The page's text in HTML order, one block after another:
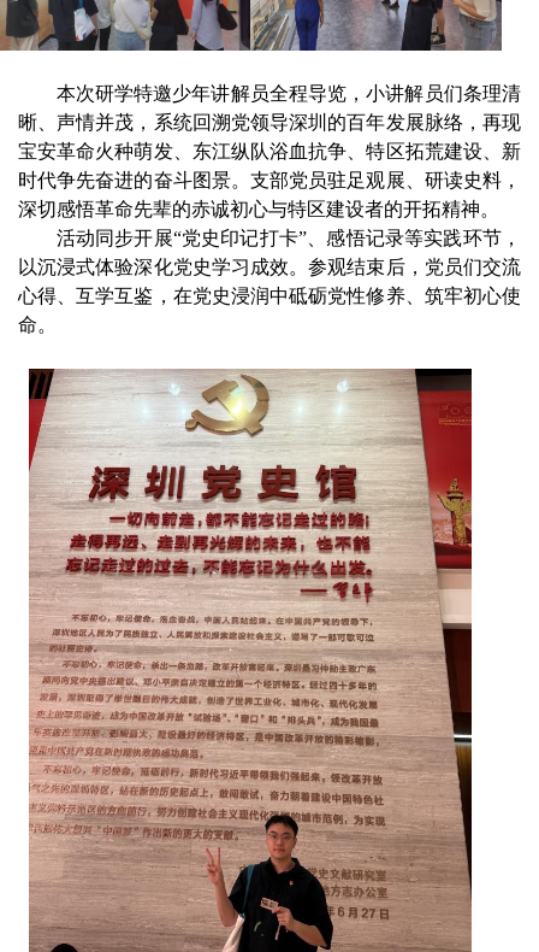
本次研学特邀少年讲解员全程导览，小讲解员们条理清
晰、声情并茂，系统回溯党领导深圳的百年发展脉络，再现
宝安革命火种萌发、东江纵队浴血抗争、特区拓荒建设、新
时代争先奋进的奋斗图景。支部党员驻足观展、研读史料，
深切感悟革命先辈的赤诚初心与特区建设者的开拓精神。
活动同步开展“党史印记打卡”、感悟记录等实践环节，
以沉浸式体验深化党史学习成效。参观结束后，党员们交流
心得、互学互鉴，在党史浸润中砥砺党性修养、筑牢初心使
命。